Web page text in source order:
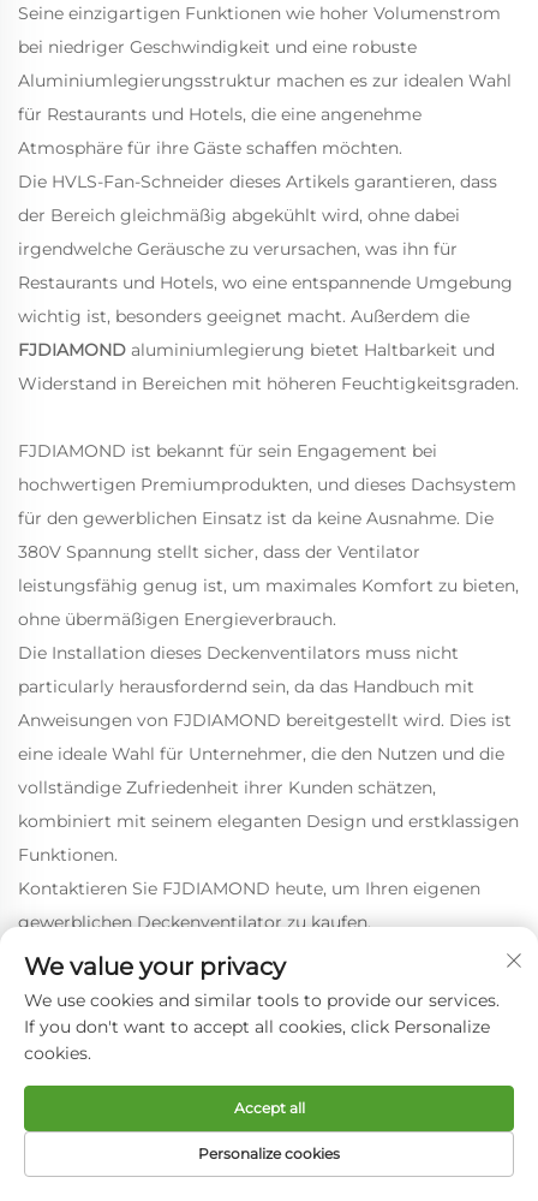
Seine einzigartigen Funktionen wie hoher Volumenstrom
bei niedriger Geschwindigkeit und eine robuste
Aluminiumlegierungsstruktur machen es zur idealen Wahl
für Restaurants und Hotels, die eine angenehme
Atmosphäre für ihre Gäste schaffen möchten.
Die HVLS-Fan-Schneider dieses Artikels garantieren, dass
der Bereich gleichmäßig abgekühlt wird, ohne dabei
irgendwelche Geräusche zu verursachen, was ihn für
Restaurants und Hotels, wo eine entspannende Umgebung
wichtig ist, besonders geeignet macht. Außerdem die
FJDIAMOND aluminiumlegierung bietet Haltbarkeit und
Widerstand in Bereichen mit höheren Feuchtigkeitsgraden.
FJDIAMOND ist bekannt für sein Engagement bei
hochwertigen Premiumprodukten, und dieses Dachsystem
für den gewerblichen Einsatz ist da keine Ausnahme. Die
380V Spannung stellt sicher, dass der Ventilator
leistungsfähig genug ist, um maximales Komfort zu bieten,
ohne übermäßigen Energieverbrauch.
Die Installation dieses Deckenventilators muss nicht
particularly herausfordernd sein, da das Handbuch mit
Anweisungen von FJDIAMOND bereitgestellt wird. Dies ist
eine ideale Wahl für Unternehmer, die den Nutzen und die
vollständige Zufriedenheit ihrer Kunden schätzen,
kombiniert mit seinem eleganten Design und erstklassigen
Funktionen.
Kontaktieren Sie FJDIAMOND heute, um Ihren eigenen
gewerblichen Deckenventilator zu kaufen.
Kontaktieren Sie uns
Name*
We value your privacy
We use cookies and similar tools to provide our services.
If you don't want to accept all cookies, click Personalize
cookies.
Personalize cookies
Accept all